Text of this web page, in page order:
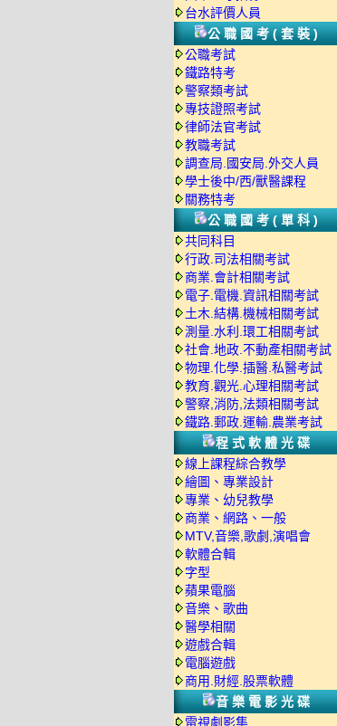
台水評價人員
公職國考(套裝)
公職考試
鐵路特考
警察類考試
專技證照考試
律師法官考試
教職考試
調查局.國安局.外交人員
學士後中/西/獸醫課程
關務特考
公職國考(單科)
共同科目
行政.司法相關考試
商業.會計相關考試
電子.電機.資訊相關考試
土木.結構.機械相關考試
測量.水利.環工相關考試
社會.地政.不動產相關考試
物理.化學.插醫.私醫考試
教育.觀光.心理相關考試
警察,消防,法類相關考試
鐵路.郵政.運輸.農業考試
程式軟體光碟
線上課程綜合教學
繪圖、專業設計
專業、幼兒教學
商業、網路、一般
MTV,音樂,歌劇,演唱會
軟體合輯
字型
蘋果電腦
音樂、歌曲
醫學相關
遊戲合輯
電腦遊戲
商用.財經.股票軟體
音樂電影光碟
電視劇影集